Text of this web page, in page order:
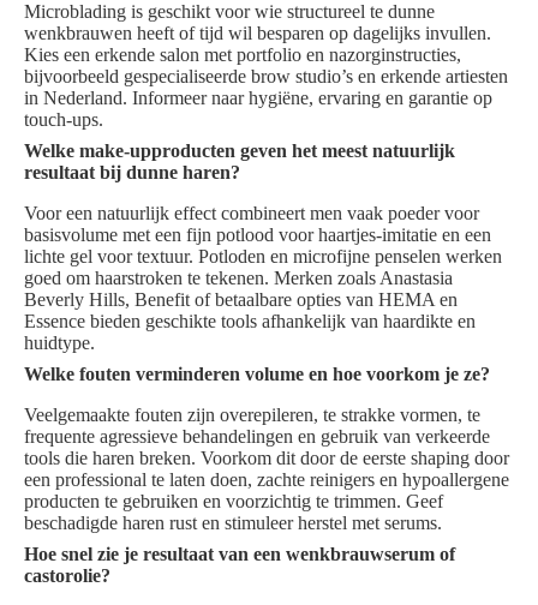
Microblading is geschikt voor wie structureel te dunne
wenkbrauwen heeft of tijd wil besparen op dagelijks invullen.
Kies een erkende salon met portfolio en nazorginstructies,
bijvoorbeeld gespecialiseerde brow studio’s en erkende artiesten
in Nederland. Informeer naar hygiëne, ervaring en garantie op
touch-ups.
Welke make-upproducten geven het meest natuurlijk
resultaat bij dunne haren?
Voor een natuurlijk effect combineert men vaak poeder voor
basisvolume met een fijn potlood voor haartjes‑imitatie en een
lichte gel voor textuur. Potloden en microfijne penselen werken
goed om haarstroken te tekenen. Merken zoals Anastasia
Beverly Hills, Benefit of betaalbare opties van HEMA en
Essence bieden geschikte tools afhankelijk van haardikte en
huidtype.
Welke fouten verminderen volume en hoe voorkom je ze?
Veelgemaakte fouten zijn overepileren, te strakke vormen, te
frequente agressieve behandelingen en gebruik van verkeerde
tools die haren breken. Voorkom dit door de eerste shaping door
een professional te laten doen, zachte reinigers en hypoallergene
producten te gebruiken en voorzichtig te trimmen. Geef
beschadigde haren rust en stimuleer herstel met serums.
Hoe snel zie je resultaat van een wenkbrauwserum of
castorolie?